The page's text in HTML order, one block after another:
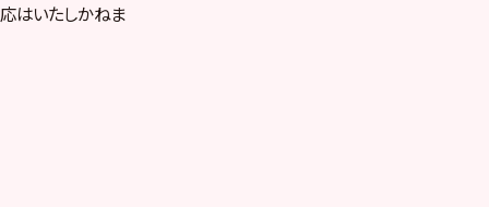
はいたしかねま